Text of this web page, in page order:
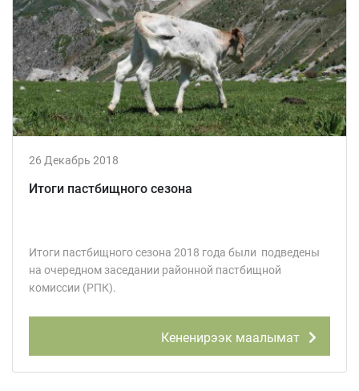
26 Декабрь 2018
Итоги пастбищного сезона
Итоги пастбищного сезона 2018 года были подведены
на очередном заседании районной пастбищной
комиссии (РПК).
Кененирээк маалымат